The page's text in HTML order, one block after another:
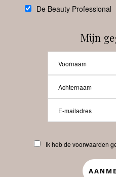
Abonneren
De Beauty Professional
Mijn
Ik heb de voorwaarden